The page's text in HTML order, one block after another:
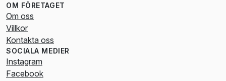
OM FÖRETAGET
Om oss
Villkor
Kontakta oss
SOCIALA MEDIER
Instagram
Facebook